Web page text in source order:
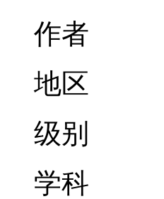
作者
地区
级别
学科